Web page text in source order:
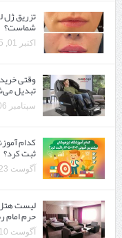
تزریق
شماست؟
اکتبر 01, 2025
وقتی
تبدیل
سپتامبر 06, 2025
ثبت کرد؟
آگوست 23, 2025
لیست
حرم امام
آگوست 10, 2025